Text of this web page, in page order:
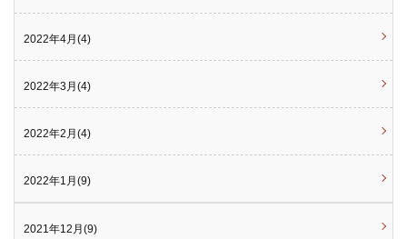
2022年4月(4)
2022年3月(4)
2022年2月(4)
2022年1月(9)
2021年12月(9)